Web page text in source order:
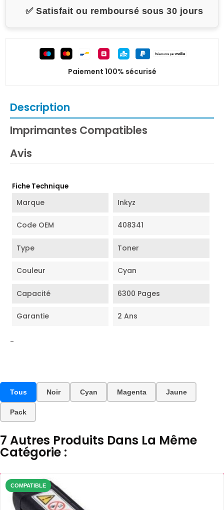
✅ Satisfait ou remboursé sous 30 jours
Paiement 100% sécurisé
Description
Imprimantes Compatibles
Avis
Fiche Technique
Marque Inkyz
Code OEM 408341
Type Toner
Couleur Cyan
Capacité 6300 Pages
Garantie 2 Ans
-
Tous Noir Cyan Magenta Jaune
Pack
7 Autres Produits Dans La Même
Catégorie :
COMPATIBLE